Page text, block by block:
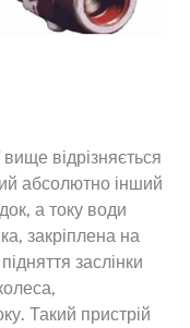
відрізняється
абсолютно інший
а току води
закріплена на
заслінки
Такий пристрій